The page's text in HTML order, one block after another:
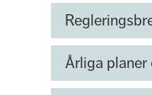
Årliga planer